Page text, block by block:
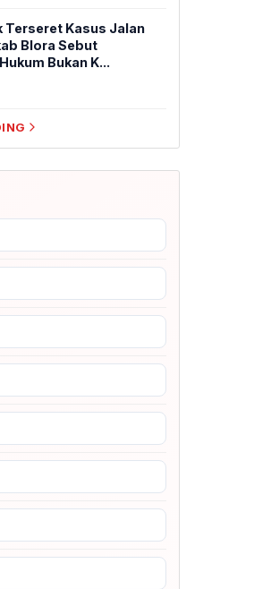
Terseret Kasus Jalan
Blora Sebut
Bukan K...